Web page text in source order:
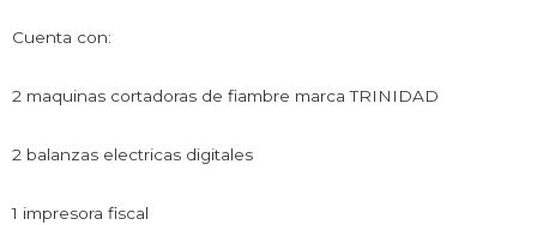
Cuenta con:
2 maquinas cortadoras de fiambre marca TRINIDAD
2 balanzas electricas digitales
1 impresora fiscal